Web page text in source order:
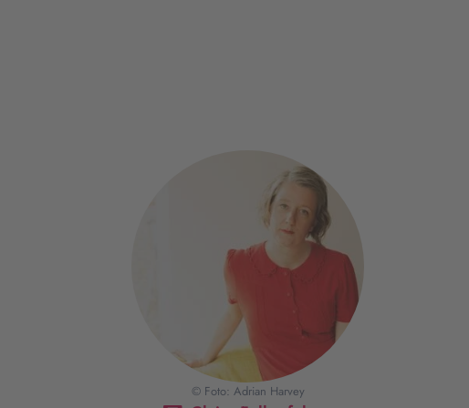
© Foto: Adrian Harvey